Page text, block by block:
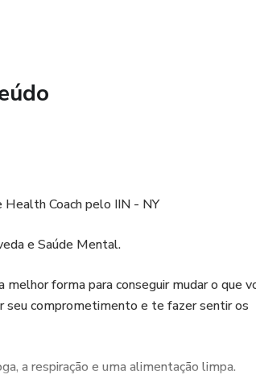
Coach pelo IIN - NY
e Saúde Mental.
melhor forma para conseguir mudar o que
seu comprometimento e te fazer sentir os
a respiração e uma alimentação limpa.